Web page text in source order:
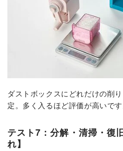
ダストボックスにどれだけの削
定。多く入るほど評価が高いです
テスト7：分解・清掃・復
れ】